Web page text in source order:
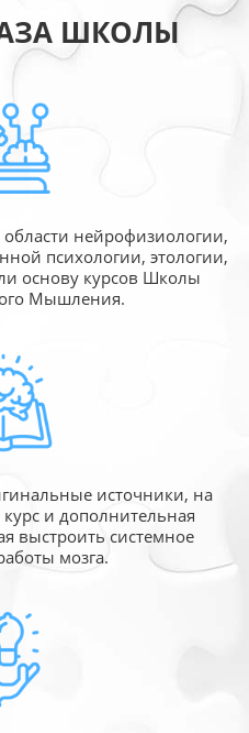
ШКОЛЫ
нейрофизиологии,
психологии, этологии,
основу курсов Школы
Мышления.
источники, на
и дополнительная
выстроить системное
мозга.